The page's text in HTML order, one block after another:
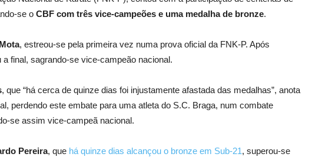
se o CBF com três vice-campeões e uma medalha de bronze.
, estreou-se pela primeira vez numa prova oficial da FNK-P. Após
final, sagrando-se vice-campeão nacional.
, que “há cerca de quinze dias foi injustamente afastada das medalhas”, anota
perdendo este embate para uma atleta do S.C. Braga, num combate
se assim vice-campeã nacional.
Pereira, que há quinze dias alcançou o bronze em Sub-21, superou-se